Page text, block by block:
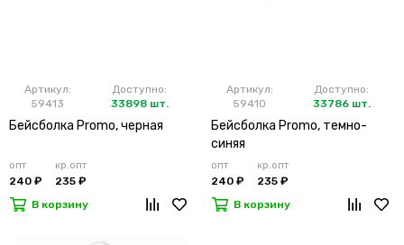
Артикул:
59413
Доступно:
33898 шт.
Бейсболка Promo, черная
опт
240 ₽
кр.опт
235 ₽
В корзину
Артикул:
59410
Доступно:
33786 шт.
Бейсболка Promo, темно-
синяя
опт
240 ₽
кр.опт
235 ₽
В корзину